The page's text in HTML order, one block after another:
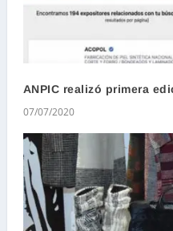
ANPIC realizó primera
07/07/2020